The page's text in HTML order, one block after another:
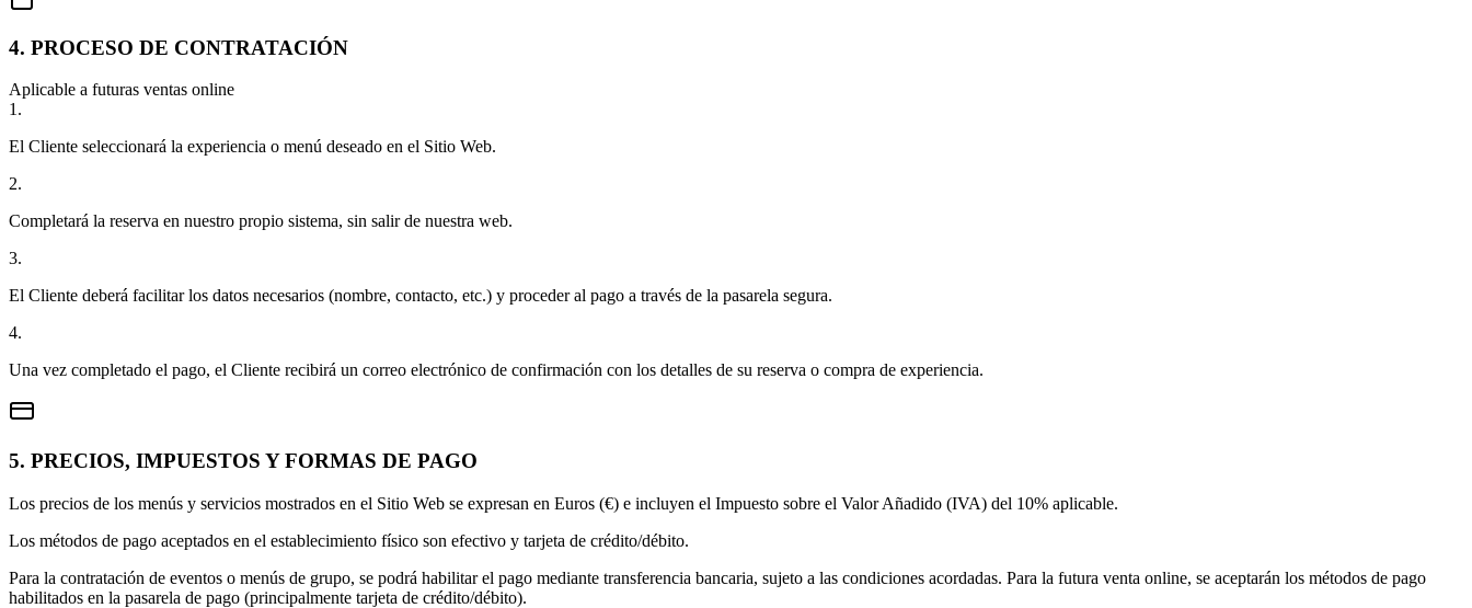
4. PROCESO DE CONTRATACIÓN
Aplicable a futuras ventas online
1.
El Cliente seleccionará la experiencia o menú deseado en el Sitio Web.
2.
Completará la reserva en nuestro propio sistema, sin salir de nuestra web.
3.
El Cliente deberá facilitar los datos necesarios (nombre, contacto, etc.) y proceder al pago a través de la pasarela segura.
4.
Una vez completado el pago, el Cliente recibirá un correo electrónico de confirmación con los detalles de su reserva o compra de experiencia.
5. PRECIOS, IMPUESTOS Y FORMAS DE PAGO
Los precios de los menús y servicios mostrados en el Sitio Web se expresan en Euros (€) e incluyen el Impuesto sobre el Valor Añadido (IVA) del 10% aplicable.
Los métodos de pago aceptados en el establecimiento físico son efectivo y tarjeta de crédito/débito.
Para la contratación de eventos o menús de grupo, se podrá habilitar el pago mediante transferencia bancaria, sujeto a las condiciones acordadas. Para la futura venta online, se aceptarán los métodos de pago
habilitados en la pasarela de pago (principalmente tarjeta de crédito/débito).